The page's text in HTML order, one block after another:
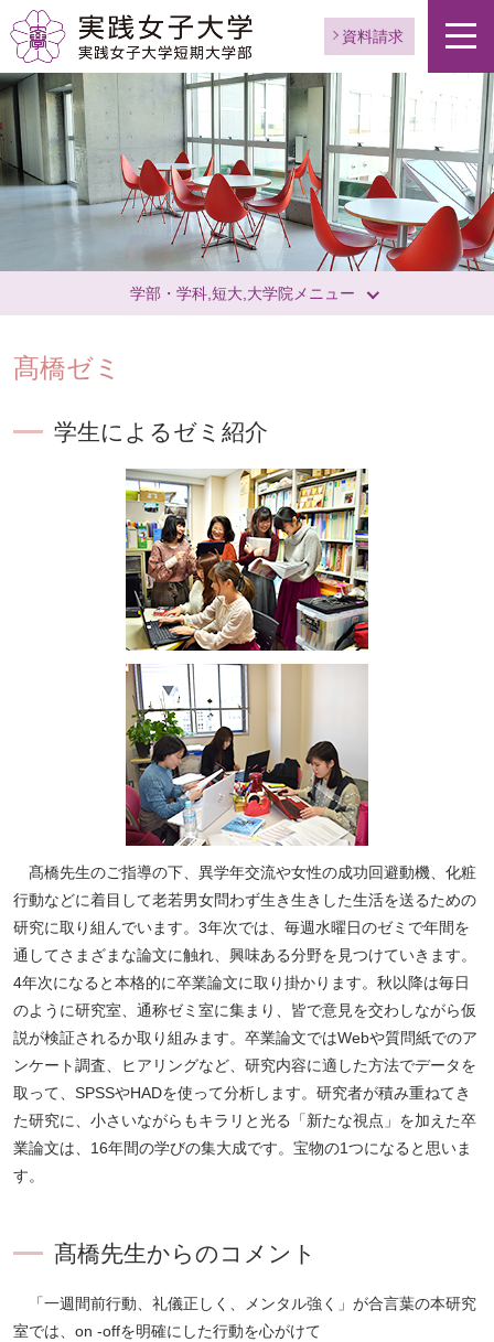
資料請求
学部・学科,短大,大学院メニュー
髙橋ゼミ
学生によるゼミ紹介
髙橋先生のご指導の下、異学年交流や女性の成功回避動機、化粧
行動などに着目して老若男女問わず生き生きした生活を送るための
研究に取り組んでいます。3年次では、毎週水曜日のゼミで年間を
通してさまざまな論文に触れ、興味ある分野を見つけていきます。
4年次になると本格的に卒業論文に取り掛かります。秋以降は毎日
のように研究室、通称ゼミ室に集まり、皆で意見を交わしながら仮
説が検証されるか取り組みます。卒業論文ではWebや質問紙でのア
ンケート調査、ヒアリングなど、研究内容に適した方法でデータを
取って、SPSSやHADを使って分析します。研究者が積み重ねてき
た研究に、小さいながらもキラリと光る「新たな視点」を加えた卒
業論文は、16年間の学びの集大成です。宝物の1つになると思いま
す。
髙橋先生からのコメント
「一週間前行動、礼儀正しく、メンタル強く」が合言葉の本研究
室では、on -offを明確にした行動を心がけて
プ